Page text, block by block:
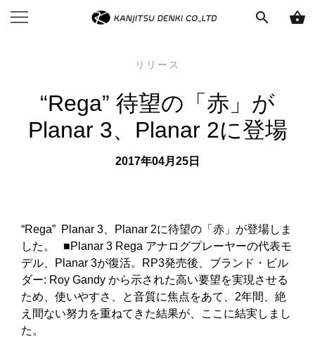
search shopping_basket
リリース
“Rega” 待望の「赤」が
Planar 3、Planar 2に登場
2017年04月25日
“Rega” Planar 3、Planar 2に待望の「赤」が登場しま
した。 ■Planar 3 Rega アナログプレーヤーの代表モ
デル、Planar 3が復活。RP3発売後、ブランド・ビル
ダー: Roy Gandy から示された高い要望を実現させる
ため、使いやすさ、と音質に焦点をあて、2年間、絶
え間ない努力を重ねてきた結果が、ここに結実しまし
た。